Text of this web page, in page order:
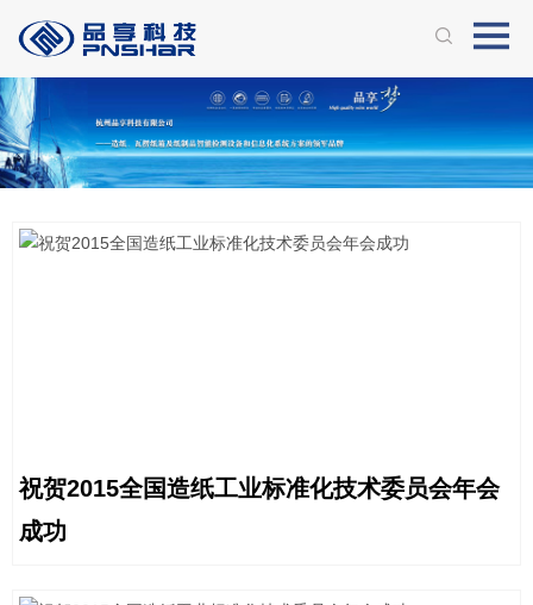
祝贺2015全国造纸工业标准化技术委员会年会
成功